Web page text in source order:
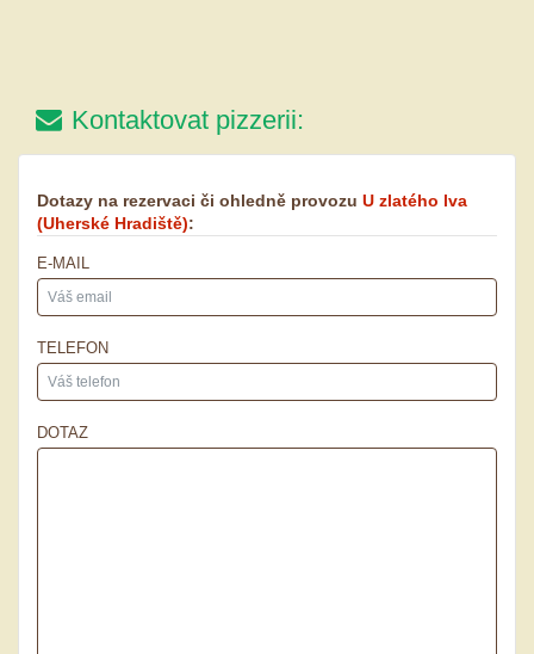
Kontaktovat pizzerii:
Dotazy na rezervaci či ohledně provozu U zlatého lva
(Uherské Hradiště):
E-MAIL
TELEFON
DOTAZ